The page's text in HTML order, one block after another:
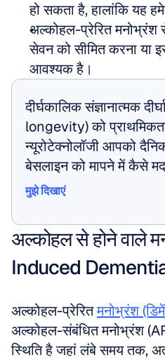
हो सकता है, हालांकि यह
अल्कोहल-प्रेरित मनोभ्रंश
सेवन को सीमित करना या
आवश्यक है।
दीर्घकालिक संज्ञानात्मक
longevity) को
न्यूरोटेक्नोलॉजी आपको
बेसलाइन को मापने में कैसे
मुझे दिखाएं
अल्कोहल से होने वाले
Induced
अल्कोहल-प्रेरित मनोभ्रंश
अल्कोहल-संबंधित मनोभ्रंश
स्थिति है जहां लंबे समय तक,